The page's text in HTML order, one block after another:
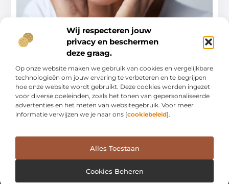
Wij respecteren jouw
privacy en beschermen
deze graag.
Op onze website maken we gebruik van cookies en vergelijkbare
technologieën om jouw ervaring te verbeteren en te begrijpen
hoe onze website wordt gebruikt. Deze cookies worden ingezet
voor diverse doeleinden, zoals het tonen van gepersonaliseerde
advertenties en het meten van websitegebruik. Voor meer
informatie verwijzen we je naar ons [ cookiebeleid].
Alles Toestaan
Cookies Beheren
Breintraining is jouw sleutel tot herstel
Bij Chiropractie Harderwijk begrijpen ze dat elke patiënt
...